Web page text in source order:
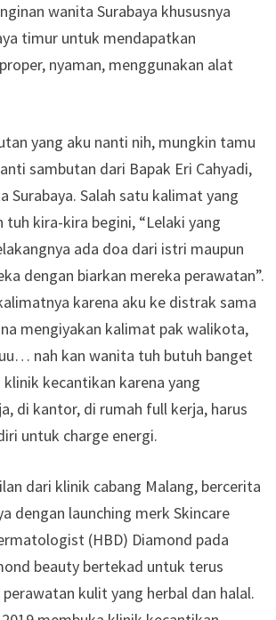
wanita Surabaya khususnya
timur untuk mendapatkan
nyaman, menggunakan alat
yang aku nanti nih, mungkin tamu
sambutan dari Bapak Eri Cahyadi,
Surabaya. Salah satu kalimat yang
tuh kira-kira begini, “Lelaki yang
ada doa dari istri maupun
dengan biarkan mereka perawatan”.
karena aku ke distrak sama
mengiyakan kalimat pak walikota,
nah kan wanita tuh butuh banget
kecantikan karena yang
di kantor, di rumah full kerja, harus
untuk charge energi.
dari klinik cabang Malang, bercerita
dengan launching merk Skincare
(HBD) Diamond pada
beauty bertekad untuk terus
kulit yang herbal dan halal.